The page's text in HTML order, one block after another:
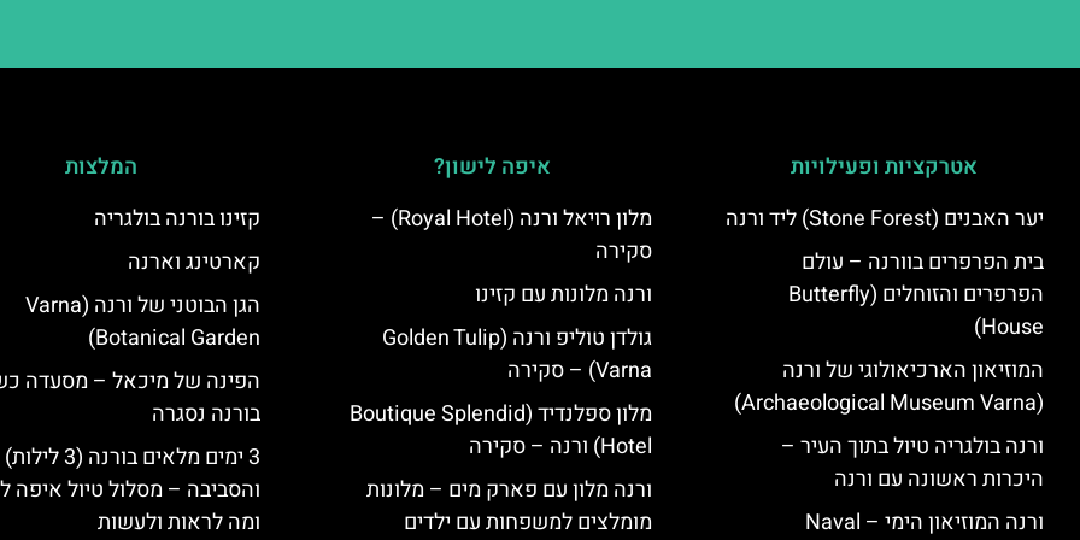
אטרקציות ופעילויות
יער האבנים (Stone Forest) ליד ורנה
בית הפרפרים בוורנה – עולם
הפרפרים והזוחלים (Butterfly
House)
המוזיאון הארכיאולוגי של ורנה
(Archaeological Museum Varna)
ורנה בולגריה טיול בתוך העיר –
היכרות ראשונה עם ורנה
ורנה המוזיאון הימי – Naval
איפה לישון?
מלון רויאל ורנה (Royal Hotel) –
סקירה
ורנה מלונות עם קזינו
גולדן טוליפ ורנה (Golden Tulip
Varna) – סקירה
מלון ספלנדיד (Boutique Splendid
Hotel) ורנה – סקירה
ורנה מלון עם פארק מים – מלונות
מומלצים למשפחות עם ילדים
המלצות
קזינו בורנה בולגריה
קארטינג וארנה
הגן הבוטני של ורנה (Varna
Botanical Garden)
הפינה של מיכאל – מסעדה
בורנה נסגרה
3 ימים מלאים בורנה (3 לילות)
והסביבה – מסלול טיול איפה
ומה לראות ולעשות